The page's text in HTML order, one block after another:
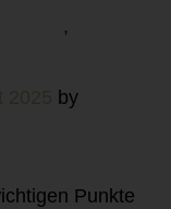
,
by
Punkte